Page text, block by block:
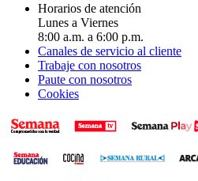
Horarios de atención
Lunes a Viernes
8:00 a.m. a 6:00 p.m.
Canales de servicio al cliente
Trabaje con nosotros
Paute con nosotros
Cookies